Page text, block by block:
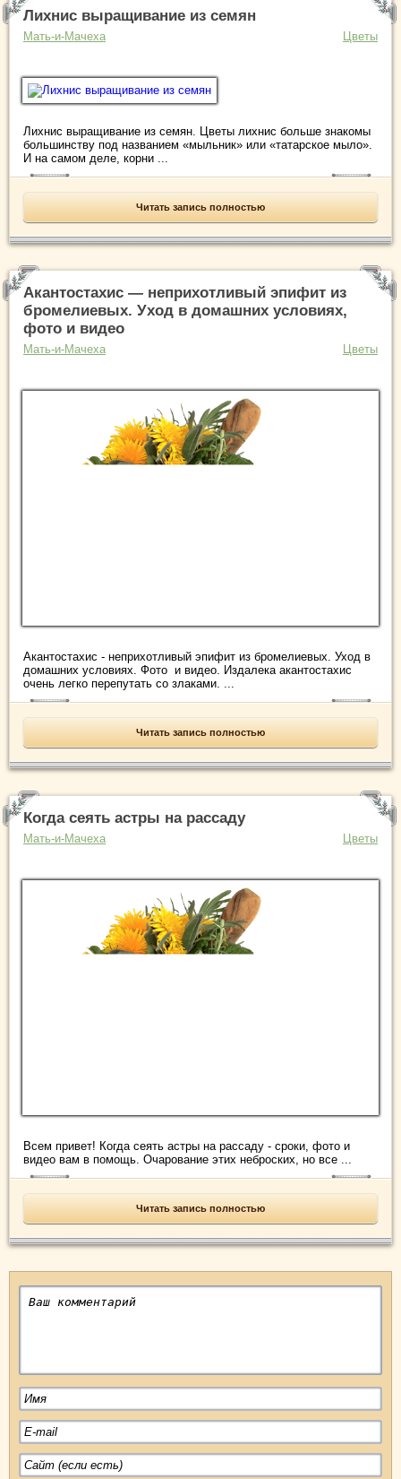
Лихнис выращивание из семян
Мать-и-Мачеха Цветы
Лихнис выращивание из семян. Цветы лихнис больше знакомы
большинству под названием «мыльник» или «татарское мыло».
И на самом деле, корни ...
Читать запись полностью
Акантостахис — неприхотливый эпифит из
бромелиевых. Уход в домашних условиях,
фото и видео
Мать-и-Мачеха Цветы
Акантостахис - неприхотливый эпифит из бромелиевых. Уход в
домашних условиях. Фото и видео. Издалека акантостахис
очень легко перепутать со злаками. ...
Читать запись полностью
Когда сеять астры на рассаду
Мать-и-Мачеха Цветы
Всем привет! Когда сеять астры на рассаду - сроки, фото и
видео вам в помощь. Очарование этих неброских, но все ...
Читать запись полностью